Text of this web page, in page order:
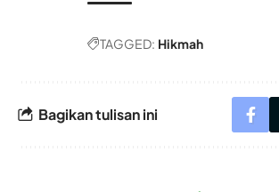
TAGGED: Hikmah
Bagikan tulisan ini